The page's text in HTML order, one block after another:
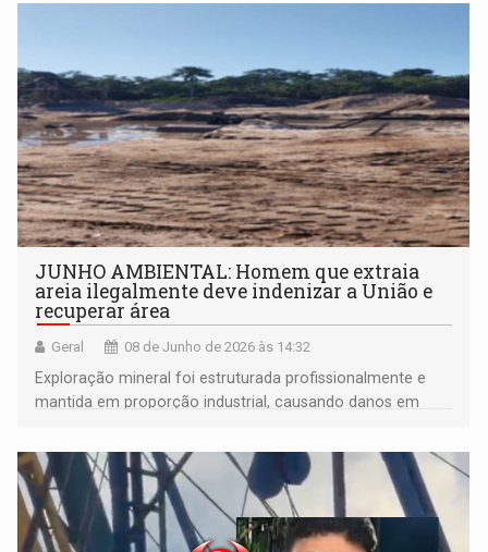
JUNHO AMBIENTAL: Homem que extraia
areia ilegalmente deve indenizar a União e
recuperar área
Geral 08 de Junho de 2026 às 14:32
Exploração mineral foi estruturada profissionalmente e
mantida em proporção industrial, causando danos em